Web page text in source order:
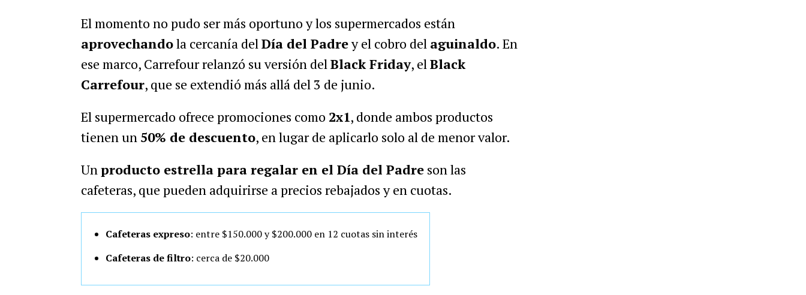
El momento no pudo ser más oportuno y los supermercados están
aprovechandola cercanía delDía del Padrey el cobro del aguinaldo. En
ese marco, Carrefour relanzó su versión delBlack Friday, elBlack
Carrefour, que se extendió más allá del 3 de junio.
El supermercado ofrece promociones como 2x1, donde ambos productos
tienen un 50% de descuento, en lugar de aplicarlo solo al de menor valor.
Unproducto estrella para regalar en el Día del Padreson las
cafeteras, que pueden adquirirse a precios rebajados y en cuotas.
Cafeteras expreso: entre $150.000 y $200.000 en 12 cuotas sin interés
Cafeteras de filtro: cerca de $20.000